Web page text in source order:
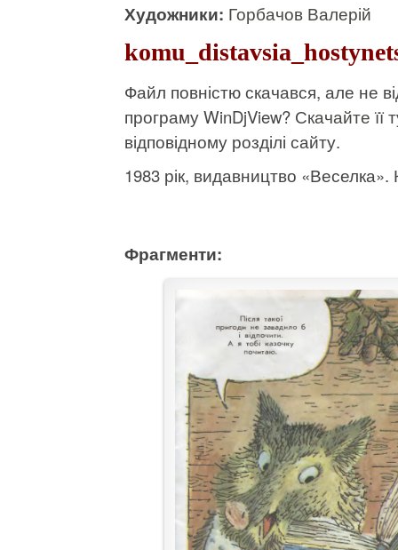
Художники: Горбачов Валерій
Файл повністю скачався, але не
програму WinDjView? Скачайте її
відповідному розділі сайту.
1983 рік, видавництво «Веселка».
Фрагменти: